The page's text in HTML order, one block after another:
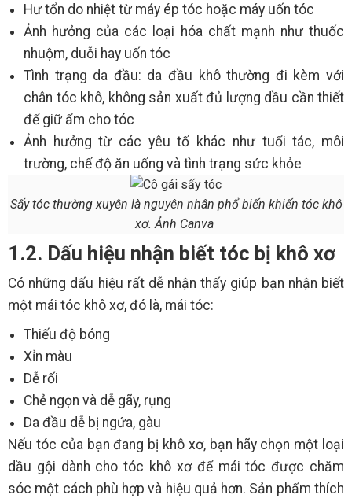
Hư tổn do nhiệt từ máy ép tóc hoặc máy uốn tóc
Ảnh hưởng của các loại hóa chất mạnh như thuốc
nhuộm, duỗi hay uốn tóc
Tình trạng da đầu: da đầu khô thường đi kèm với
chân tóc khô, không sản xuất đủ lượng dầu cần thiết
để giữ ẩm cho tóc
Ảnh hưởng từ các yêu tố khác như tuổi tác, môi
trường, chế độ ăn uống và tình trạng sức khỏe
Sấy tóc thường xuyên là nguyên nhân phổ biến khiến tóc khô
xơ. Ảnh Canva
1.2. Dấu hiệu nhận biết tóc bị khô xơ
Có những dấu hiệu rất dễ nhận thấy giúp bạn nhận biết
một mái tóc khô xơ, đó là, mái tóc:
Thiếu độ bóng
Xỉn màu
Dễ rối
Chẻ ngọn và dễ gãy, rụng
Da đầu dễ bị ngứa, gàu
Nếu tóc của bạn đang bị khô xơ, bạn hãy chọn một loại
dầu gội dành cho tóc khô xơ để mái tóc được chăm
sóc một cách phù hợp và hiệu quả hơn. Sản phẩm thích